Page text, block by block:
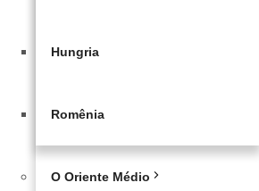
Hungria
Romênia
O Oriente Médio